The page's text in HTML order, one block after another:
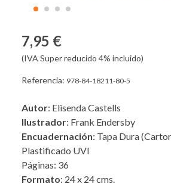
7,95 €
(IVA Super reducido 4% incluido)
Referencia: 978-84-18211-80-5
Autor: Elisenda Castells
Ilustrador: Frank Endersby
Encuadernación: Tapa Dura
Plastificado UVI
Páginas: 36
Formato: 24 x 24 cms.